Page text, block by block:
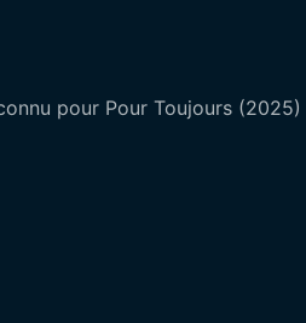
pour Pour Toujours